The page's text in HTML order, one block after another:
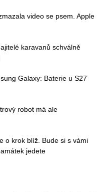
video se psem. Apple
karavanů schválně
Galaxy: Baterie u S27
robot má ale
o krok blíž. Bude si s vámi
jedete